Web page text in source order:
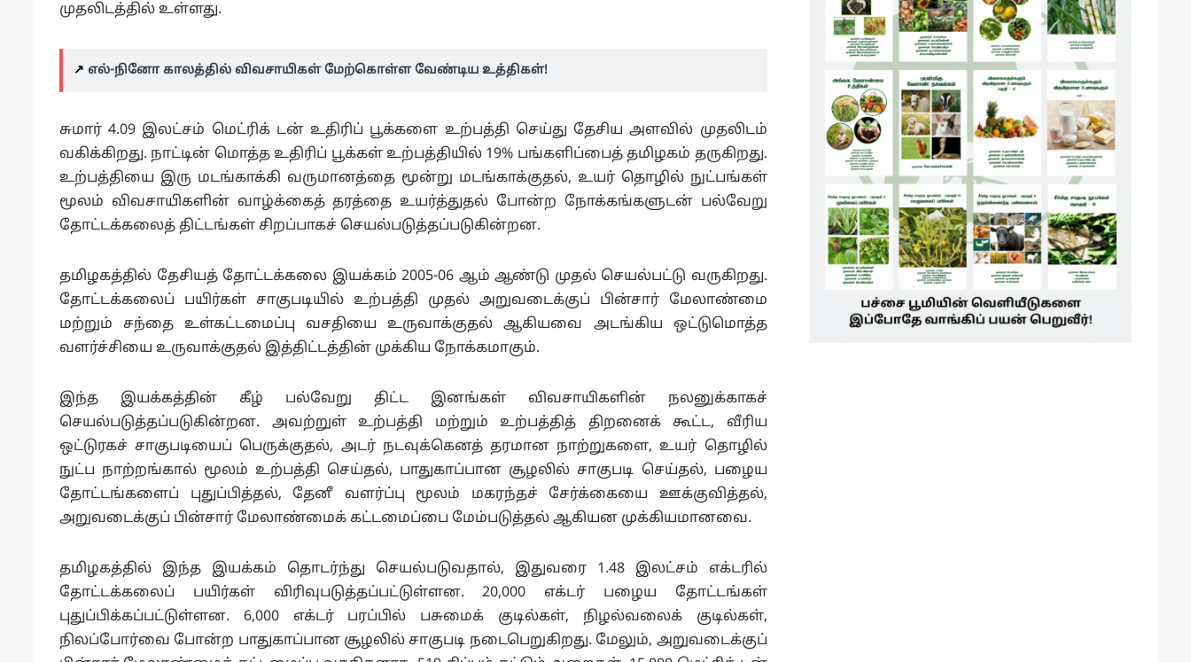
முதலிடத்தில் உள்ளது.
↗️ எல்-நினோ காலத்தில் விவசாயிகள் மேற்கொள்ள வேண்டிய உத்திகள்!
சுமார் 4.09 இலட்சம் மெட்ரிக் டன் உதிரிப் பூக்களை உற்பத்தி செய்து தேசிய அளவில் முதலிடம்
வகிக்கிறது. நாட்டின் மொத்த உதிரிப் பூக்கள் உற்பத்தியில் 19% பங்களிப்பைத் தமிழகம் தருகிறது.
உற்பத்தியை இரு மடங்காக்கி வருமானத்தை மூன்று மடங்காக்குதல், உயர் தொழில் நுட்பங்கள்
மூலம் விவசாயிகளின் வாழ்க்கைத் தரத்தை உயர்த்துதல் போன்ற நோக்கங்களுடன் பல்வேறு
தோட்டக்கலைத் திட்டங்கள் சிறப்பாகச் செயல்படுத்தப்படுகின்றன.
தமிழகத்தில் தேசியத் தோட்டக்கலை இயக்கம் 2005-06 ஆம் ஆண்டு முதல் செயல்பட்டு வருகிறது.
தோட்டக்கலைப் பயிர்கள் சாகுபடியில் உற்பத்தி முதல் அறுவடைக்குப் பின்சார் மேலாண்மை
மற்றும் சந்தை உள்கட்டமைப்பு வசதியை உருவாக்குதல் ஆகியவை அடங்கிய ஒட்டுமொத்த
வளர்ச்சியை உருவாக்குதல் இத்திட்டத்தின் முக்கிய நோக்கமாகும்.
இந்த இயக்கத்தின் கீழ் பல்வேறு திட்ட இனங்கள் விவசாயிகளின் நலனுக்காகச்
செயல்படுத்தப்படுகின்றன. அவற்றுள் உற்பத்தி மற்றும் உற்பத்தித் திறனைக் கூட்ட, வீரிய
ஒட்டுரகச் சாகுபடியைப் பெருக்குதல், அடர் நடவுக்கெனத் தரமான நாற்றுகளை, உயர் தொழில்
நுட்ப நாற்றங்கால் மூலம் உற்பத்தி செய்தல், பாதுகாப்பான சூழலில் சாகுபடி செய்தல், பழைய
தோட்டங்களைப் புதுப்பித்தல், தேனீ வளர்ப்பு மூலம் மகரந்தச் சேர்க்கையை ஊக்குவித்தல்,
அறுவடைக்குப் பின்சார் மேலாண்மைக் கட்டமைப்பை மேம்படுத்தல் ஆகியன முக்கியமானவை.
தமிழகத்தில் இந்த இயக்கம் தொடர்ந்து செயல்படுவதால், இதுவரை 1.48 இலட்சம் எக்டரில்
தோட்டக்கலைப் பயிர்கள் விரிவுபடுத்தப்பட்டுள்ளன. 20,000 எக்டர் பழைய தோட்டங்கள்
புதுப்பிக்கப்பட்டுள்ளன. 6,000 எக்டர் பரப்பில் பசுமைக் குடில்கள், நிழல்வலைக் குடில்கள்,
நிலப்போர்வை போன்ற பாதுகாப்பான சூழலில் சாகுபடி நடைபெறுகிறது. மேலும், அறுவடைக்குப்